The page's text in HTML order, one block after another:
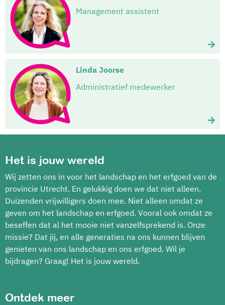
Management assistent
Linda Joorse
Administratief medewerker
Het is jouw wereld
Wij zetten ons in voor het landschap en het erfgoed van de
provincie Utrecht. En gelukkig doen we dat niet alleen.
Duizenden vrijwilligers doen mee. Niet alleen omdat ze
geven om het landschap en erfgoed. Vooral ook omdat ze
beseffen dat al het mooie niet vanzelfsprekend is. Onze
missie? Dat jij, en alle generaties na ons kunnen blijven
genieten van ons landschap en ons erfgoed. Wil je
bijdragen? Graag! Het is jouw wereld.
Ontdek meer